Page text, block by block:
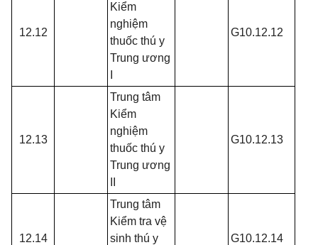
12.12
Kiểm
nghiệm
thuốc thú y
Trung ương
G10.12.12
12.13
Trung tâm
Kiểm
nghiệm
thuốc thú y
Trung ương
G10.12.13
12.14
Trung tâm
Kiểm tra vệ
sinh thú y
G10.12.14